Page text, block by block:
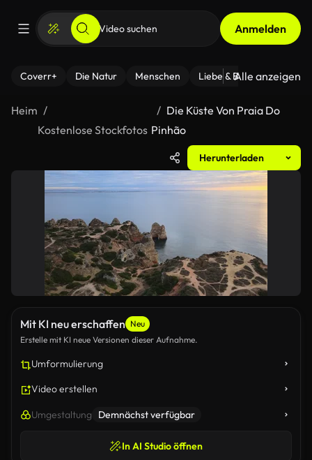
Anmelden
Coverr+ Die Natur Menschen Liebe & Beziehungen
Alle anzeigen
Heim
Kostenlose Stockfotos
Die Küste Von Praia Do
Pinhão
Herunterladen
Mit KI neu erschaffen Neu
Erstelle mit KI neue Versionen dieser Aufnahme.
Umformulierung
Video erstellen
Umgestaltung Demnächst verfügbar
In AI Studio öffnen